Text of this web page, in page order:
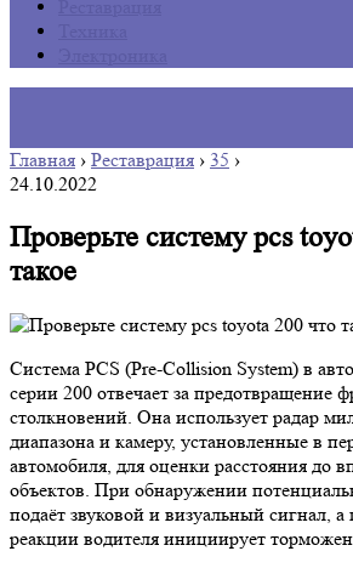
Главная › Реставрация › 35 ›
24.10.2022
Проверьте систему pcs
такое
Система PCS (Pre-Collision System) в
серии 200 отвечает за предотвращение
столкновений. Она использует радар
диапазона и камеру, установленные в
автомобиля, для оценки расстояния до
объектов. При обнаружении
подаёт звуковой и визуальный сигнал, а
реакции водителя инициирует